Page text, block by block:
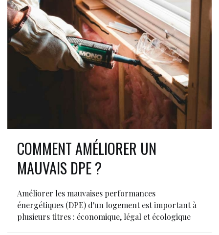
COMMENT AMÉLIORER UN
MAUVAIS DPE ?
Améliorer les mauvaises performances
énergétiques (DPE) d'un logement est important à
plusieurs titres : économique, légal et écologique